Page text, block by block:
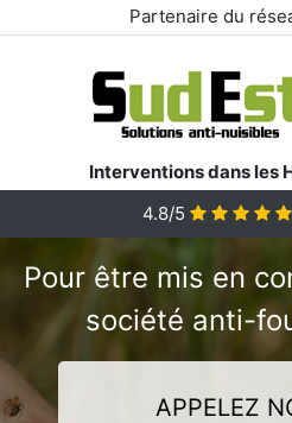
Partenaire du
Interventions dans les
4.8/5
Pour être mis en
société anti-
APPELEZ